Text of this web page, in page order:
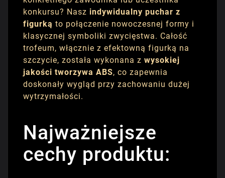
konkursu? Nasz indywidualny puchar z
figurką to połączenie nowoczesnej formy i
klasycznej symboliki zwycięstwa. Całość
trofeum, włącznie z efektowną figurką na
szczycie, została wykonana z wysokiej
jakości tworzywa ABS, co zapewnia
doskonały wygląd przy zachowaniu dużej
wytrzymałości.
Najważniejsze
cechy produktu: